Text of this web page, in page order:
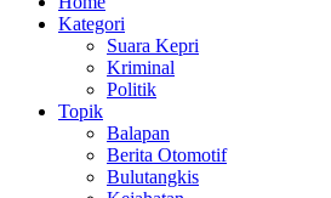
Kategori
Suara Kepri
Kriminal
Politik
Topik
Balapan
Berita Otomotif
Bulutangkis